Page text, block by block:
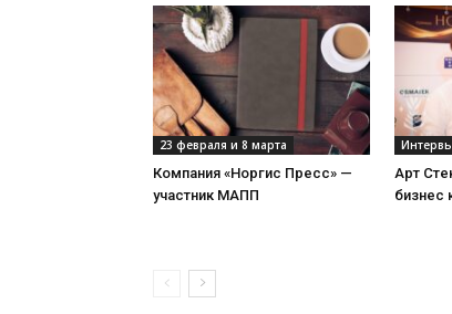
23 февраля и 8 марта
Компания «Норгис Пресс» —
участник МАПП
Арт
бизнес